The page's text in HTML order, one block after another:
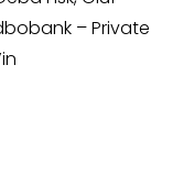
– Private